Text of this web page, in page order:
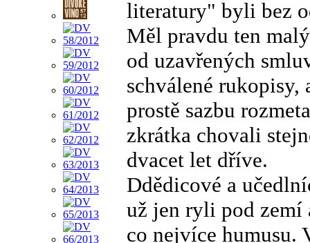
literatury" byli bez
Měl pravdu ten
od uzavřených
schválené rukopisy,
prostě sazbu
zkrátka chovali
dvacet let dříve.
Ddědicové a
už jen ryli pod zemí
co nejvíce humusu.